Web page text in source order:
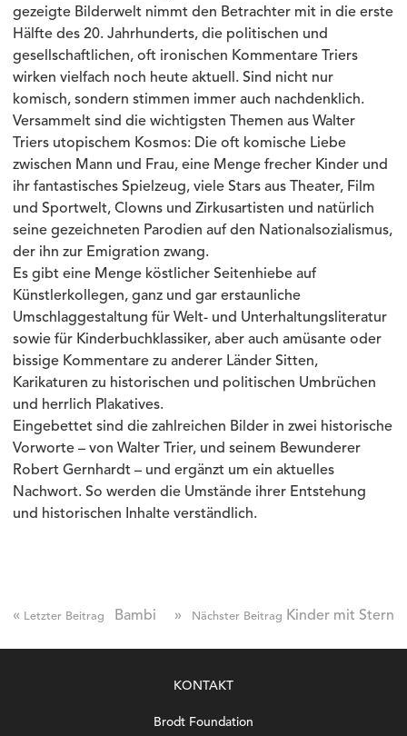
gezeigte Bilderwelt nimmt den Betrachter mit in die erste
Hälfte des 20. Jahrhunderts, die politischen und
gesellschaftlichen, oft ironischen Kommentare Triers
wirken vielfach noch heute aktuell. Sind nicht nur
komisch, sondern stimmen immer auch nachdenklich.
Versammelt sind die wichtigsten Themen aus Walter
Triers utopischem Kosmos: Die oft komische Liebe
zwischen Mann und Frau, eine Menge frecher Kinder und
ihr fantastisches Spielzeug, viele Stars aus Theater, Film
und Sportwelt, Clowns und Zirkusartisten und natürlich
seine gezeichneten Parodien auf den Nationalsozialismus,
der ihn zur Emigration zwang.
Es gibt eine Menge köstlicher Seitenhiebe auf
Künstlerkollegen, ganz und gar erstaunliche
Umschlaggestaltung für Welt- und Unterhaltungsliteratur
sowie für Kinderbuchklassiker, aber auch amüsante oder
bissige Kommentare zu anderer Länder Sitten,
Karikaturen zu historischen und politischen Umbrüchen
und herrlich Plakatives.
Eingebettet sind die zahlreichen Bilder in zwei historische
Vorworte – von Walter Trier, und seinem Bewunderer
Robert Gernhardt – und ergänzt um ein aktuelles
Nachwort. So werden die Umstände ihrer Entstehung
und historischen Inhalte verständlich.
» Nächster Beitrag Kinder mit Stern
« Letzter Beitrag Bambi
KONTAKT
Brodt Foundation